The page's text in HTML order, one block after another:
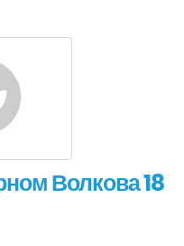
Волкова 18